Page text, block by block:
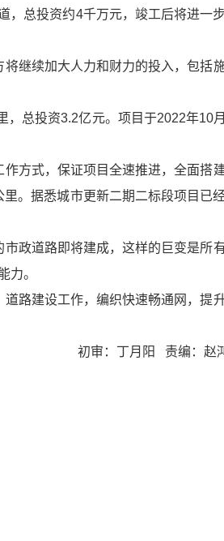
，总投资约4千万元，竣工后将进一
继续加大人力和财力的投入，包括
总投资3.2亿元。项目于2022年10
方式，保证项目全速推进，全面搭
。据悉城市更新二期二标段项目已
政道路即将建成，这样的巨变是所
力。
路建设工作，编织快速畅通网，提
初审：丁月阳 责编：赵